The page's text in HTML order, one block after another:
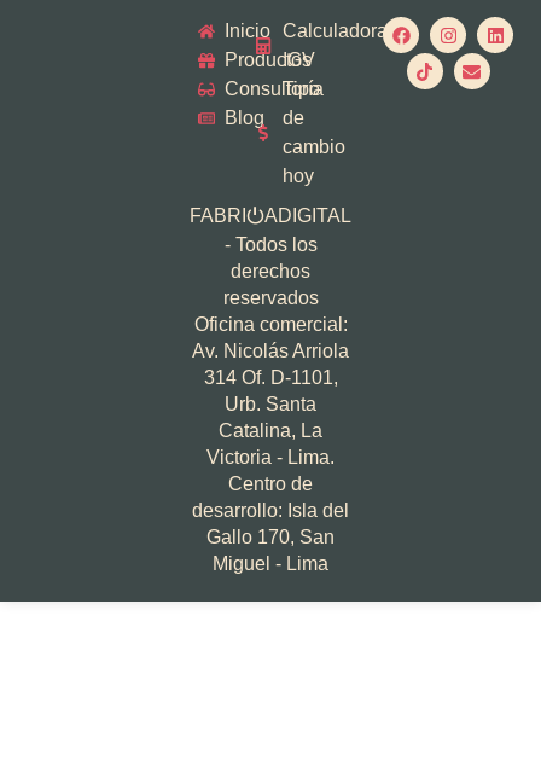
Inicio
Productos
Consultoría
Blog
Calculadora
IGV
Tipo
de
cambio
hoy
FABRI ⏻ADIGITAL
- Todos los
derechos
reservados
Oficina comercial:
Av. Nicolás Arriola
314 Of. D-1101,
Urb. Santa
Catalina, La
Victoria - Lima.
Centro de
desarrollo: Isla del
Gallo 170, San
Miguel - Lima